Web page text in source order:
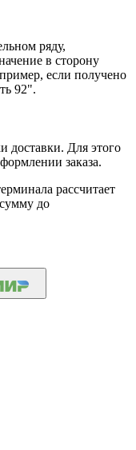
ряду,
в сторону
если получено
92".
доставки. Для этого
заказа.
рассчитает
до